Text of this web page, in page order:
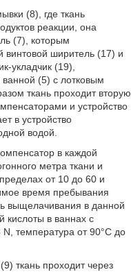
(8), где ткань
реакции, она
(7), которым
винтовой ширитель (17) и
укладчик (19),
(5) с лотковым
ткань проходит вторую
и устройство
в устройство
водой.
в каждой
метра ткани и
от 10 до 60 и
время пребывания
выщелачивания в данной
кислоты в ваннах с
температура от 90°С до
ткань проходит через